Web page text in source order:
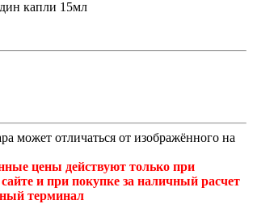
может отличаться от изображённого на
цены действуют только при
и при покупке за наличный расчет
терминал